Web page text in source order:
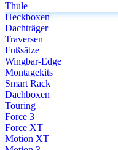
Thule
Heckboxen
Dachträger
Traversen
Fußsätze
Wingbar-Edge
Montagekits
Smart Rack
Dachboxen
Touring
Force 3
Force XT
Motion XT